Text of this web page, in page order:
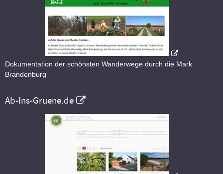
Dokumentation der schönsten Wanderwege durch die Mark
Brandenburg
Ab-Ins-Gruene.de